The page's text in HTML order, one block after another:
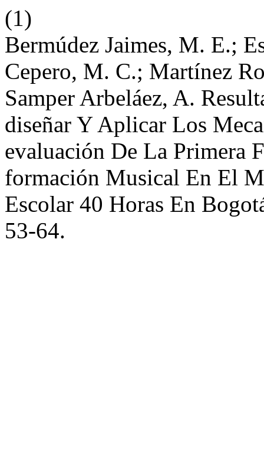
(1)
Bermúdez Jaimes, M. E.;
Cepero, M. C.; Martínez
Samper Arbeláez, A.
diseñar Y Aplicar Los
evaluación De La Primera
formación Musical En El
Escolar 40 Horas En
53-64.